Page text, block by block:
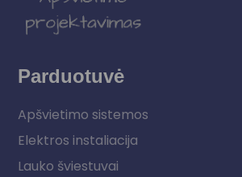
Parduotuvė
Apšvietimo sistemos
Elektros instaliacija
Lauko šviestuvai